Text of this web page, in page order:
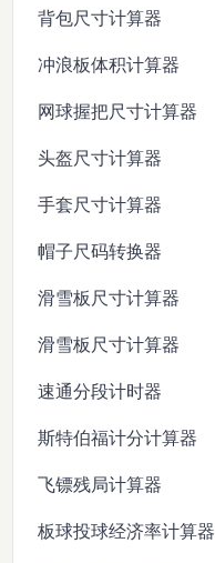
背包尺寸计算器
冲浪板体积计算器
网球握把尺寸计算器
头盔尺寸计算器
手套尺寸计算器
帽子尺码转换器
滑雪板尺寸计算器
滑雪板尺寸计算器
速通分段计时器
斯特伯福计分计算器
飞镖残局计算器
板球投球经济率计算器